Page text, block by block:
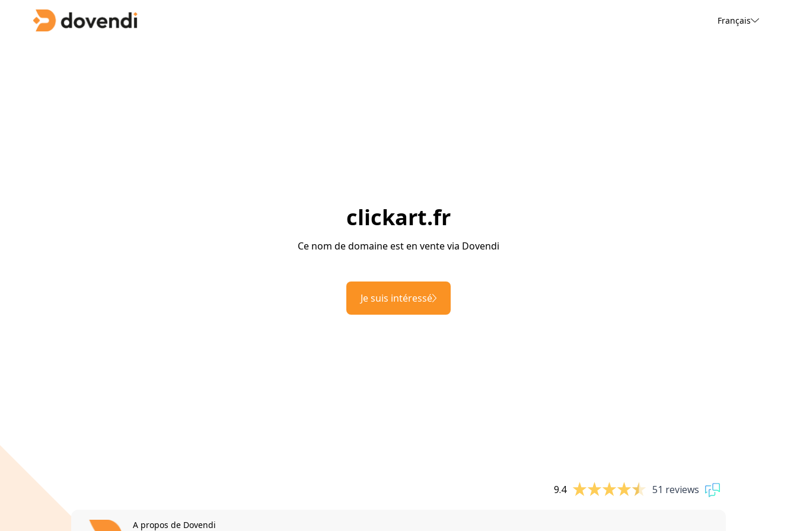
Français
clickart.fr
Ce nom de domaine est en vente via Dovendi
Je suis intéressé
9.4 51 reviews
A propos de Dovendi